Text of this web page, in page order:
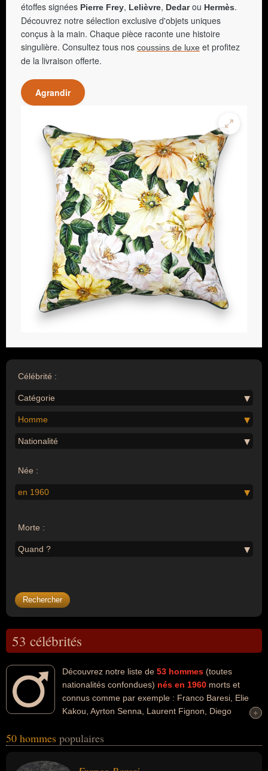
étoffes signées Pierre Frey, Lelièvre, Dedarou Hermès.
Découvrez notre sélection exclusive d'objets uniques
conçus à la main. Chaque pièce raconte une histoire
singulière. Consultez tous nos coussins de luxe et profitez
de la livraison offerte.
Agrandir
Célébrité :
Catégorie
Homme
Nationalité
Née :
en 1960
Morte :
Quand ?
53 célébrités
Découvrez notre liste de 53 hommes (toutes
nationalités confondues) nés en 1960 morts et
connus comme par exemple : Franco Baresi, Elie
Kakou, Ayrton Senna, Laurent Fignon, Diego
Yvan Colonna, Daniel Rialet... Ces personnalités (de sexe
football, du sport, du sport collectif, de l'art, du cinéma, de l'humour,
+
+
50 hommes populaires